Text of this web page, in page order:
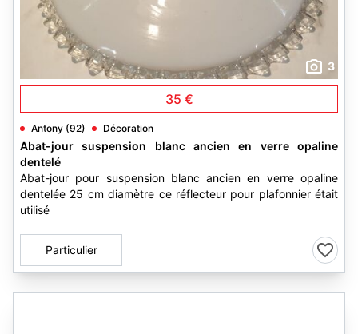
3
35 €
Antony (92) Décoration
Abat-jour suspension blanc ancien en verre opaline
dentelé
Abat-jour pour suspension blanc ancien en verre opaline
dentelée 25 cm diamètre ce réflecteur pour plafonnier était
utilisé
Particulier